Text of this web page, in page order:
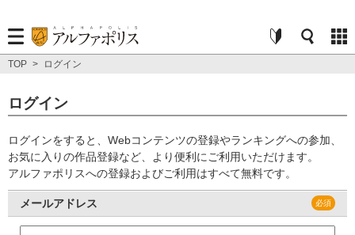
TOP > ログイン
ログイン
ログインをすると、Webコンテンツの登録やランキングへの参加、
お気に入りの作品登録など、より便利にご利用いただけます。
アルファポリスへの登録およびご利用はすべて無料です。
メールアドレス